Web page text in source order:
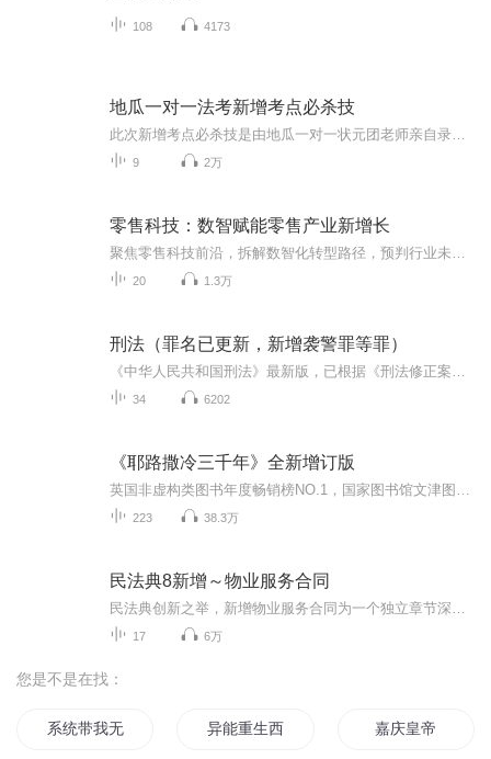
108 4173
地瓜一对一法考新增考点必杀技
9 2万
零售科技：数智赋能零售产业新增长
20 1.3万
刑法（罪名已更新，新增袭警罪等罪）
34 6202
《耶路撒冷三千年》全新增订版
223 38.3万
民法典8新增～物业服务合同
17 6万
您是不是在找：
系统带我无限增强 异能重生西门庆 嘉庆皇帝